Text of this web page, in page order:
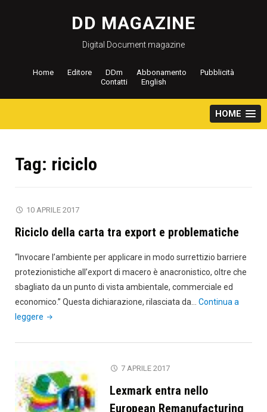
contenuto
DD MAGAZINE
Digital Document magazine
Home Editore DDm Abbonamento
Pubblicità
Contatti
English
HOME
Tag: riciclo
10 APRILE 2017
Riciclo della carta tra export e problematiche
“Invocare l’ambiente per applicare in modo surrettizio barriere
protezionistiche all’export di macero è anacronistico, oltre che
sbagliato da un punto di vista ambientale, commerciale ed
economico.” Questa dichiarazione, rilasciata da… Continua a
leggere "Riciclo
carta
export
e
problematiche"
7 APRILE 2017
Lexmark entra nello
European Remanufacturing